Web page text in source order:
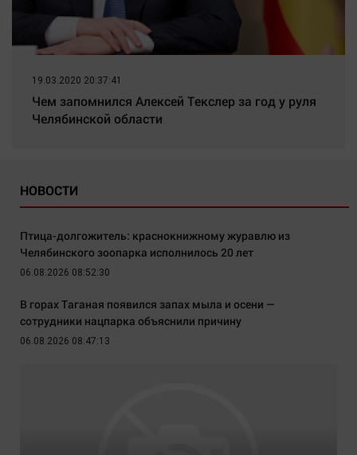
19.03.2020 20:37:41
Чем запомнился Алексей Текслер за год у руля
Челябинской области
НОВОСТИ
Птица-долгожитель: краснокнижному журавлю из
Челябинского зоопарка исполнилось 20 лет
06.08.2026 08:52:30
В горах Таганая появился запах мыла и осени —
сотрудники нацпарка объяснили причину
06.08.2026 08:47:13